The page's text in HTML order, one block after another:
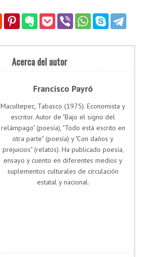
Acerca del autor
Francisco Payró
Macultepec, Tabasco (1975). Economista y
escritor. Autor de "Bajo el signo del
relámpago" (poesía), "Todo está escrito en
otra parte" (poesía) y "Con daños y
prejuicios" (relatos). Ha publicado poesía,
ensayo y cuento en diferentes medios y
suplementos culturales de circulación
estatal y nacional.